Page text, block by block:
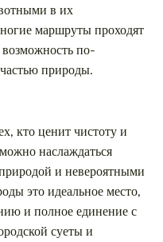
в их
маршруты проходят
возможность по-
природы.
кто ценит чистоту и
наслаждаться
и невероятными
это идеальное место,
и полное единение с
суеты и